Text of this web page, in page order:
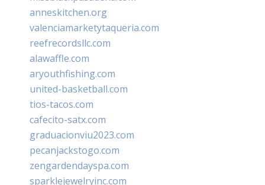
anneskitchen.org
valenciamarketytaqueria.com
reefrecordsllc.com
alawaffle.com
aryouthfishing.com
united-basketball.com
tios-tacos.com
cafecito-satx.com
graduacionviu2023.com
pecanjackstogo.com
zengardendayspa.com
sparklejewelryinc.com